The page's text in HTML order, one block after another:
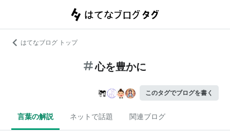
はてなブログ トップ
心を豊かに
このタグでブログを書く
言葉の解説 ネットで話題 関連ブログ